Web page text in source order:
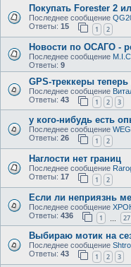
Покупать Forester 2
Последнее сообщение
Ответы: 15 1 2
Новости по ОСАГО -
Последнее сообщение
Ответы: 9
GPS-треккеры
Последнее сообщение
Ответы: 43 1 2 3
у кого-нибудь есть
Последнее сообщение WEG
Ответы: 26 1 2
Наглости нет границ
Последнее сообщение
Ответы: 17 1 2
Если ли неприязнь
Последнее сообщение
Ответы: 436 1 27
Выбираю мотик на
Последнее сообщение
Ответы: 43 1 2 3